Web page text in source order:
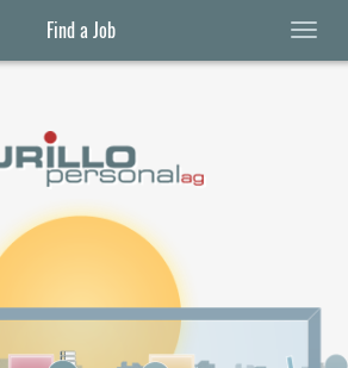
Find a Job